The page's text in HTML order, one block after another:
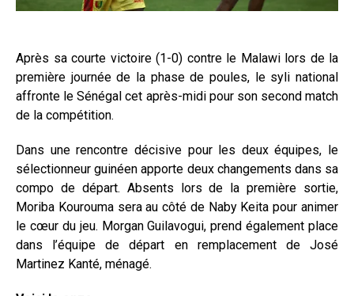
Après sa courte victoire (1-0) contre le Malawi lors de la
première journée de la phase de poules, le syli national
affronte le Sénégal cet après-midi pour son second match
de la compétition.
Dans une rencontre décisive pour les deux équipes, le
sélectionneur guinéen apporte deux changements dans sa
compo de départ. Absents lors de la première sortie,
Moriba Kourouma sera au côté de Naby Keita pour animer
le cœur du jeu. Morgan Guilavogui, prend également place
dans l’équipe de départ en remplacement de José
Martinez Kanté, ménagé.